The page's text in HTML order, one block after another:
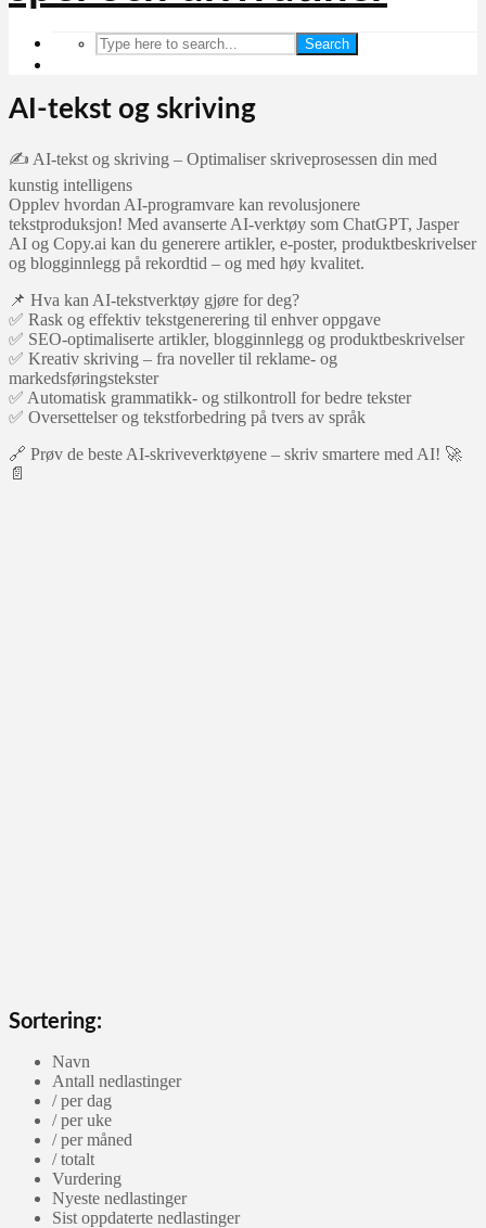
Search
AI-tekst og skriving
✍️ AI-tekst og skriving – Optimaliser skriveprosessen din med
kunstig intelligens
Opplev hvordan AI-programvare kan revolusjonere
tekstproduksjon! Med avanserte AI-verktøy som ChatGPT, Jasper
AI og Copy.ai kan du generere artikler, e-poster, produktbeskrivelser
og blogginnlegg på rekordtid – og med høy kvalitet.
📌 Hva kan AI-tekstverktøy gjøre for deg?
✅ Rask og effektiv tekstgenerering til enhver oppgave
✅ SEO-optimaliserte artikler, blogginnlegg og produktbeskrivelser
✅ Kreativ skriving – fra noveller til reklame- og
markedsføringstekster
✅ Automatisk grammatikk- og stilkontroll for bedre tekster
✅ Oversettelser og tekstforbedring på tvers av språk
🔗 Prøv de beste AI-skriveverktøyene – skriv smartere med AI! 🚀
📄
Sortering:
Navn
Antall nedlastinger
/ per dag
/ per uke
/ per måned
/ totalt
Vurdering
Nyeste nedlastinger
Sist oppdaterte nedlastinger